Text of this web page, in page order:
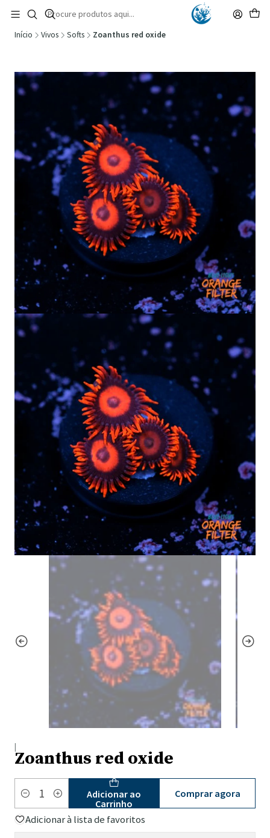
🚚 Portugal Continental: Portes Grátis desde 149,90€ (Envio extresso: 14,90€)
Ler mais
Início Vivos Softs Zoanthus red oxide
|
Zoanthus red oxide
Quantidade
Adicionar ao
Carrinho
Comprar agora
Adicionar à lista de favoritos